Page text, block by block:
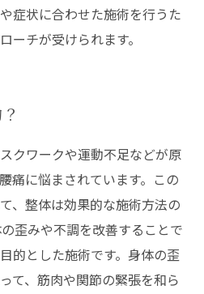
症状に合わせた施術を行うた
ーチが受けられます。
クワークや運動不足などが原
痛に悩まされています。この
、整体は効果的な施術方法の
歪みや不調を改善することで
的とした施術です。身体の歪
て、筋肉や関節の緊張を和ら